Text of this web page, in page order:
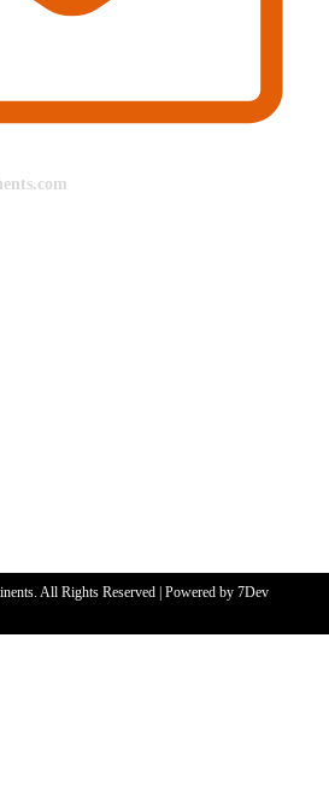
All Rights Reserved | Powered by 7Dev